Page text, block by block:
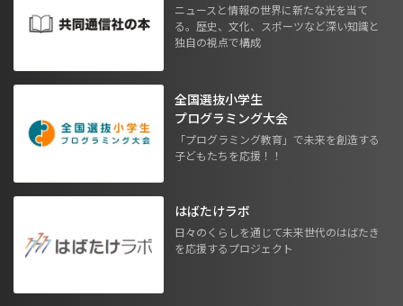
ニュースと情報の世界に新たな光を当て
る。歴史、文化、スポーツなど深い知識と
独自の視点で構成
全国選抜小学生
プログラミング大会
「プログラミング教育」で未来を創造する
子どもたちを応援！！
はばたけラボ
日々のくらしを通じて未来世代のはばたき
を応援するプロジェクト